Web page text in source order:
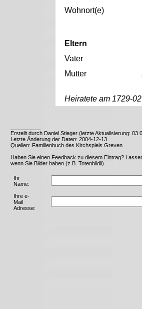
Wohnort(e)
Eltern
Vater
Mutter
Heiratete am 1729-
Erstellt durch Daniel Stieger (letzte Aktualisierung:
Letzte Änderung der Daten: 2004-12-13
Quellen: Familienbuch des Kirchspiels Greven
Haben Sie einen Feedback zu diesem Eintrag?
wenn Sie Bilder haben (z.B. Totenbildli).
Ihr
Name:
Ihre e-
Mail
Adresse: